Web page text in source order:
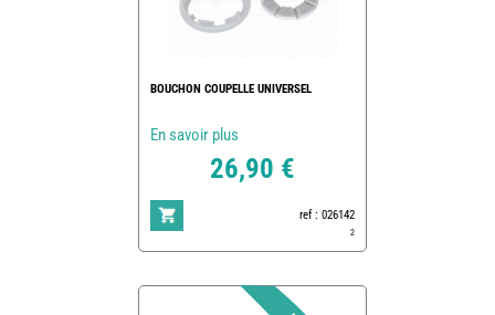
BOUCHON COUPELLE UNIVERSEL
En savoir plus
26,90 €
ref : 026142
2